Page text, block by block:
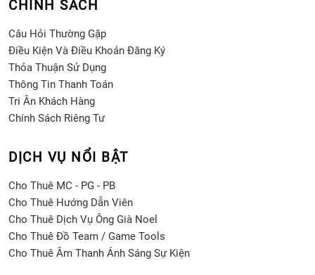
CHÍNH SÁCH
Câu Hỏi Thường Gặp
Điều Kiện Và Điều Khoản Đăng Ký
Thỏa Thuận Sử Dụng
Thông Tin Thanh Toán
Tri Ân Khách Hàng
Chính Sách Riêng Tư
DỊCH VỤ NỔI BẬT
Cho Thuê MC - PG - PB
Cho Thuê Hướng Dẫn Viên
Cho Thuê Dịch Vụ Ông Già Noel
Cho Thuê Đồ Team / Game Tools
Cho Thuê Âm Thanh Ánh Sáng Sự Kiện